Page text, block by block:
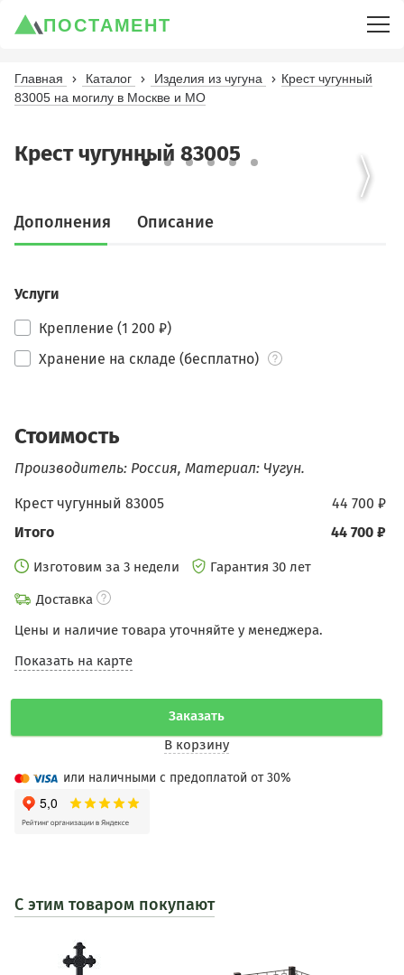
ПОСТАМЕНТ
Главная Каталог Изделия из чугуна
Крест чугунный
83005 на могилу в Москве и МО
Крест чугунный 83005
Дополнения Описание
Услуги
Крепление (1 200 ₽)
Хранение на складе (бесплатно)
Стоимость
Производитель: Россия, Материал: Чугун.
44 700 ₽
Крест чугунный 83005
44 700 ₽
Итого
Изготовим за 3 недели
Гарантия 30 лет
Доставка
Цены и наличие товара уточняйте у менеджера.
Показать на карте
Заказать
В корзину
или наличными с предоплатой от 30%
С этим товаром покупают